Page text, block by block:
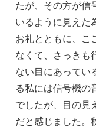
たが、その⽅が信
いるように⾒えた
お礼とともに、こ
なくて、さっきも
ない目にあってい
る私には信号機の
でしたが、目の⾒
だと感じました。